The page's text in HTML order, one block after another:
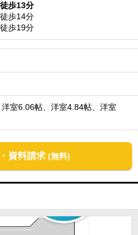
歩13分
歩14分
歩19分
室6.06帖、洋室4.84帖、洋室
資料請求 (無料)